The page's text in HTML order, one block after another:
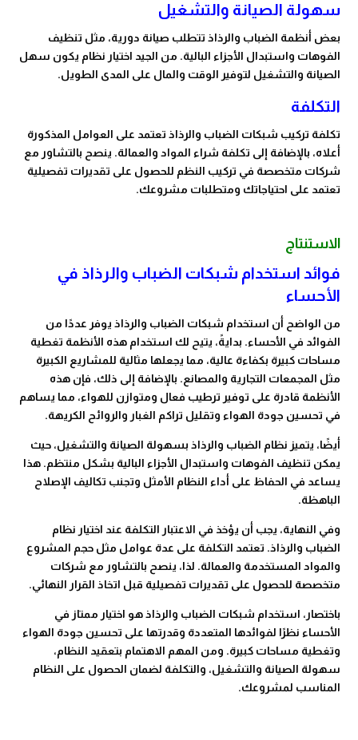
سهولة الصيانة والتشغيل
بعض أنظمة الضباب والرذاذ تتطلب صيانة دورية، مثل تنظيف
الفوهات واستبدال الأجزاء البالية. من الجيد اختيار نظام يكون سهل
الصيانة والتشغيل لتوفير الوقت والمال على المدى الطويل.
التكلفة
تكلفة تركيب شبكات الضباب والرذاذ تعتمد على العوامل المذكورة
أعلاه، بالإضافة إلى تكلفة شراء المواد والعمالة. ينصح بالتشاور مع
شركات متخصصة في تركيب النظم للحصول على تقديرات تفصيلية
تعتمد على احتياجاتك ومتطلبات مشروعك.
الاستنتاج
فوائد استخدام شبكات الضباب والرذاذ في
الأحساء
من الواضح أن استخدام شبكات الضباب والرذاذ يوفر عددًا من
الفوائد في الأحساء. بدايةً، يتيح لك استخدام هذه الأنظمة تغطية
مساحات كبيرة بكفاءة عالية، مما يجعلها مثالية للمشاريع الكبيرة
مثل المجمعات التجارية والمصانع. بالإضافة إلى ذلك، فإن هذه
الأنظمة قادرة على توفير ترطيب فعال ومتوازن للهواء، مما يساهم
في تحسين جودة الهواء وتقليل تراكم الغبار والروائح الكريهة.
أيضًا، يتميز نظام الضباب والرذاذ بسهولة الصيانة والتشغيل، حيث
يمكن تنظيف الفوهات واستبدال الأجزاء البالية بشكل منتظم. هذا
يساعد في الحفاظ على أداء النظام الأمثل وتجنب تكاليف الإصلاح
الباهظة.
وفي النهاية، يجب أن يؤخذ في الاعتبار التكلفة عند اختيار نظام
الضباب والرذاذ. تعتمد التكلفة على عدة عوامل مثل حجم المشروع
والمواد المستخدمة والعمالة. لذا، ينصح بالتشاور مع شركات
متخصصة للحصول على تقديرات تفصيلية قبل اتخاذ القرار النهائي.
باختصار، استخدام شبكات الضباب والرذاذ هو اختيار ممتاز في
الأحساء نظرًا لفوائدها المتعددة وقدرتها على تحسين جودة الهواء
وتغطية مساحات كبيرة. ومن المهم الاهتمام بتعقيد النظام،
سهولة الصيانة والتشغيل، والتكلفة لضمان الحصول على النظام
المناسب لمشروعك.